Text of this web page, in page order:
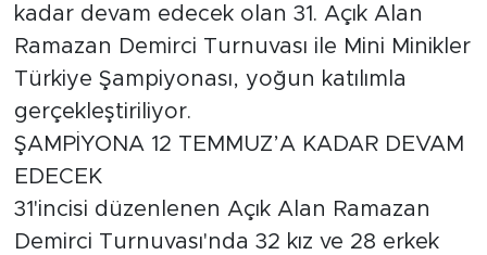
kadar devam edecek olan 31. Açık Alan
Ramazan Demirci Turnuvası ile Mini Minikler
Türkiye Şampiyonası, yoğun katılımla
gerçekleştiriliyor.
ŞAMPİYONA 12 TEMMUZ’A KADAR DEVAM
EDECEK
31'incisi düzenlenen Açık Alan Ramazan
Demirci Turnuvası'nda 32 kız ve 28 erkek